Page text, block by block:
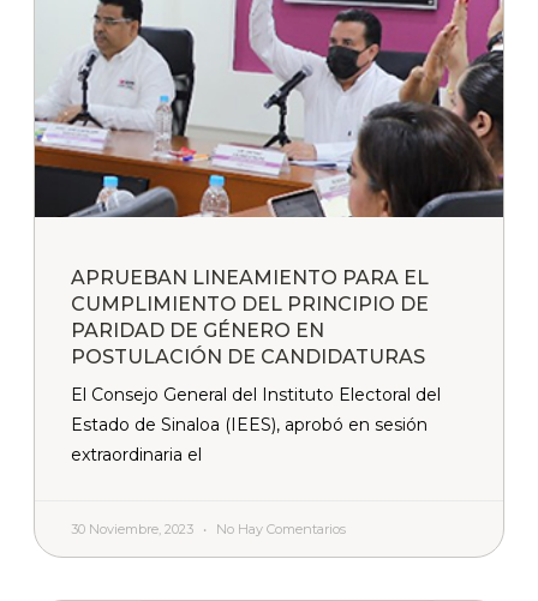
APRUEBAN LINEAMIENTO PARA EL
CUMPLIMIENTO DEL PRINCIPIO DE
PARIDAD DE GÉNERO EN
POSTULACIÓN DE CANDIDATURAS
El Consejo General del Instituto Electoral del
Estado de Sinaloa (IEES), aprobó en sesión
extraordinaria el
30 Noviembre, 2023 No Hay Comentarios